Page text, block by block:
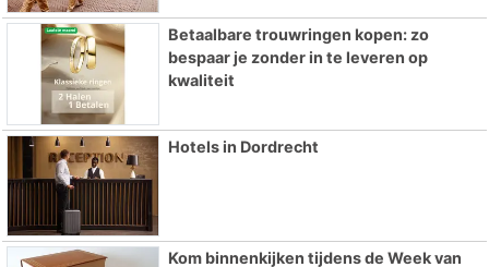
Betaalbare trouwringen kopen: zo
bespaar je zonder in te leveren op
kwaliteit
Hotels in Dordrecht
Kom binnenkijken tijdens de Week van